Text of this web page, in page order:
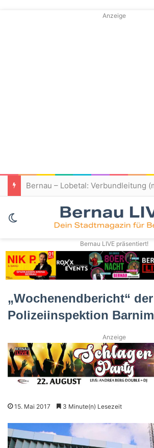
Anzeige
Skin umschalten
Bernau LIVE präsentiert!
„Wochenendbericht“ der
Polizeiinspektion Barnim
Anzeige
15. Mai 2017 3 Minute(n) Lesezeit